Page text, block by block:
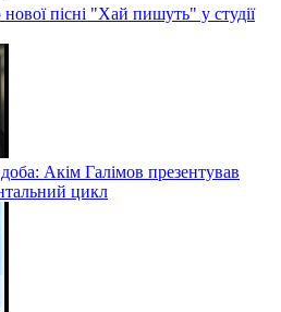
пісні "Хай пишуть" у студії
Акім Галімов презентував
цикл